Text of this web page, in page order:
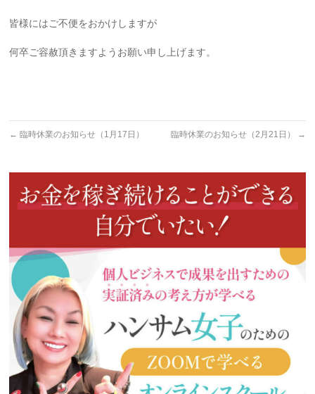
皆様にはご不便をおかけしますが
何卒ご容赦頂きますようお願い申し上げます。
← 臨時休業のお知らせ（1月17日） 臨時休業のお知らせ（2月21日） →